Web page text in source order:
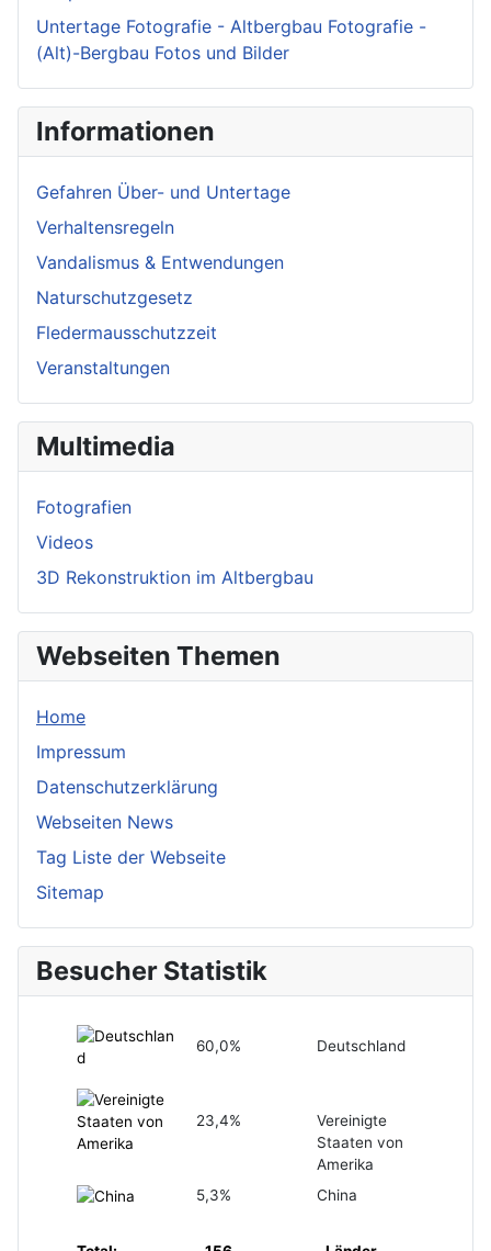
Untertage Fotografie - Altbergbau Fotografie -
(Alt)-Bergbau Fotos und Bilder
Informationen
Gefahren Über- und Untertage
Verhaltensregeln
Vandalismus & Entwendungen
Naturschutzgesetz
Fledermausschutzzeit
Veranstaltungen
Multimedia
Fotografien
Videos
3D Rekonstruktion im Altbergbau
Webseiten Themen
Home
Impressum
Datenschutzerklärung
Webseiten News
Tag Liste der Webseite
Sitemap
Besucher Statistik
60,0% Deutschland
23,4%
Vereinigte
Staaten von
Amerika
5,3%
China